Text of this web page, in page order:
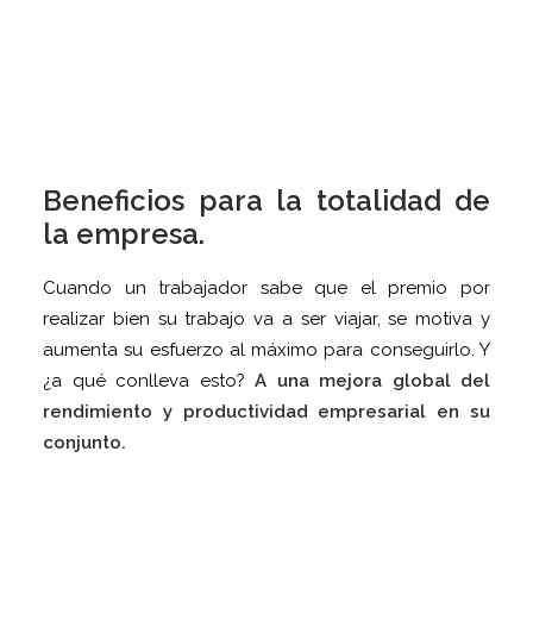
Beneficios para la totalidad de
la empresa.
Cuando un trabajador sabe que el premio por
realizar bien su trabajo va a ser viajar, se motiva y
aumenta su esfuerzo al máximo para conseguirlo. Y
¿a qué conlleva esto? A una mejora global del
rendimiento y productividad empresarial en su
conjunto.